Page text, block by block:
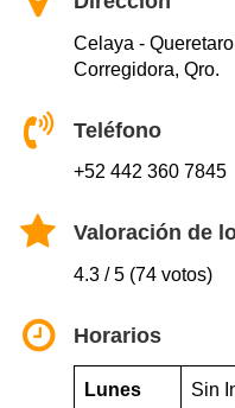
Celaya -
Corregidora, Qro.
Teléfono
+52 442 360 7845
Valoración de
4.3 / 5 (74 votos)
Horarios
Lunes Sin